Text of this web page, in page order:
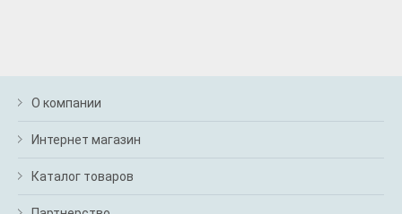
О компании
Интернет магазин
Каталог товаров